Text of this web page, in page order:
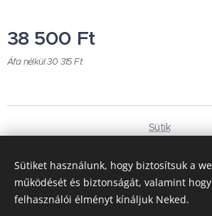
38 500 Ft
Áfa nélkül 30 315 Ft
Sütik
Magyar
Deutsch
Pénznem
Sütiket használunk, hogy biztosítsuk a
működését és biztonságát, valamint
felhasználói élményt kínáljuk Neked.